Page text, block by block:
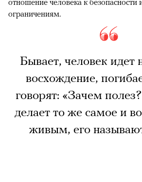
отношение человека к безопасности
ограничениям.
Бывает, человек идет
восхождение,
говорят: «Зачем
делает то же самое и
живым, его